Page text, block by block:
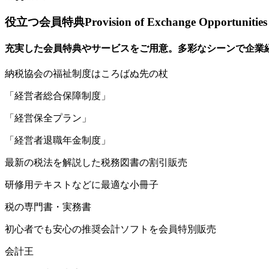
役立つ会員特典Provision of Exchange Opportunities
充実した会員特典やサービスをご用意。多彩なシーンで企業
納税協会の福祉制度はころばぬ先の杖
「経営者総合保障制度」
「経営保全プラン」
「経営者退職年金制度」
最新の税法を解説した税務図書の割引販売
研修用テキストなどに最適な小冊子
税の専門書・実務書
初心者でも安心の推奨会計ソフトを会員特別販売
会計王